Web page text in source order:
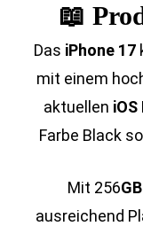
📖
Das iPhone 17
mit einem
aktuellen iOS
Farbe Black
Mit 256
ausreichend